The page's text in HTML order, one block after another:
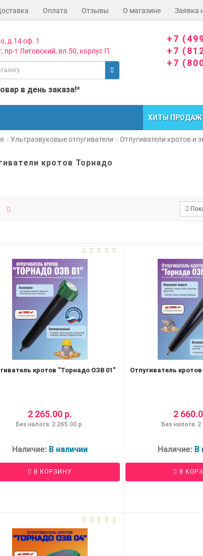
Оплата Отзывы О магазине Заявка
д.14 оф. 1
пр-т Лиговский, вл.50, корпус П
в день заказа!*
+7
+7
+7
ХИТЫ ПРОДАЖ
Ультразвуковые отпугиватели Отпугиватели кротов и
кротов Торнадо
кротов "Торнадо ОЗВ 01"
2 265.00 р.
Без налога: 2 265.00 р.
Наличие: В наличии
В КОРЗИНУ
Отпугиватель
2
Без налога: 2
Наличие: В
В